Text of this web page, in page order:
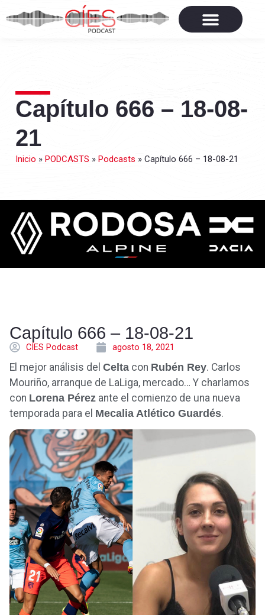
Capítulo 666 – 18-08-
21
Inicio » PODCASTS » Podcasts » Capítulo 666 – 18-08-21
Capítulo 666 – 18-08-21
CÍES Podcast agosto 18, 2021
El mejor análisis del Celta con Rubén Rey. Carlos
Mouriño, arranque de LaLiga, mercado… Y charlamos
con Lorena Pérez ante el comienzo de una nueva
temporada para el Mecalia Atlético Guardés.